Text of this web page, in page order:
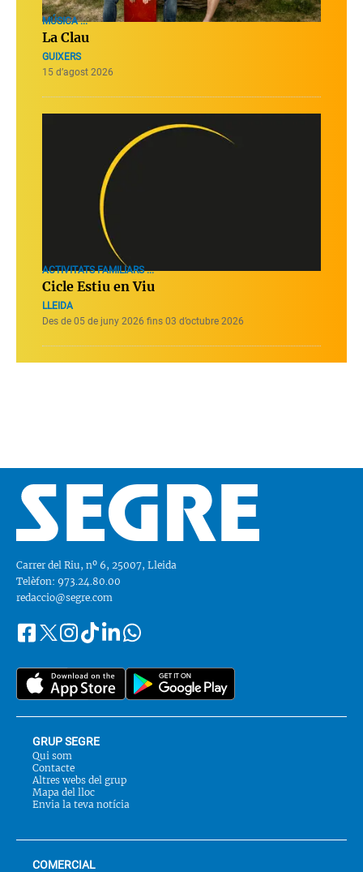
MÚSICA ...
La Clau
GUIXERS
15 d’agost 2026
ACTIVITATS FAMILIARS ...
Cicle Estiu en Viu
LLEIDA
Des de 05 de juny 2026 fins 03 d’octubre 2026
Carrer del Riu, nº 6, 25007, Lleida
Telèfon: 973.24.80.00
redaccio@segre.com
Segueix-
a::
FacebookInstagram
TiktokLinkedinWhatsapp
GRUP SEGRE
Qui som
Contacte
Altres webs del grup
Mapa del lloc
Envia la teva notícia
COMERCIAL